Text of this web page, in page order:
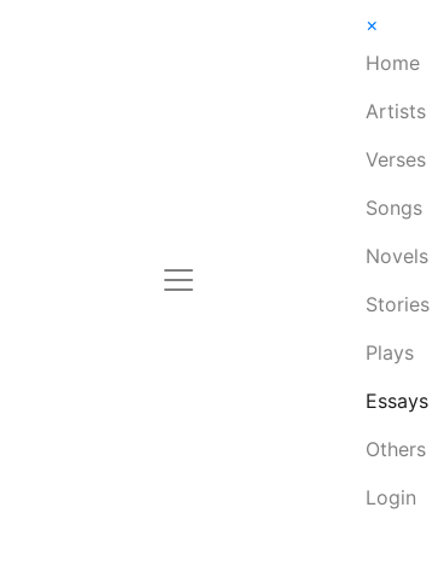
×
Home
Artists
Verses
Songs
Novels
Stories
Plays
Essays
Others
Login